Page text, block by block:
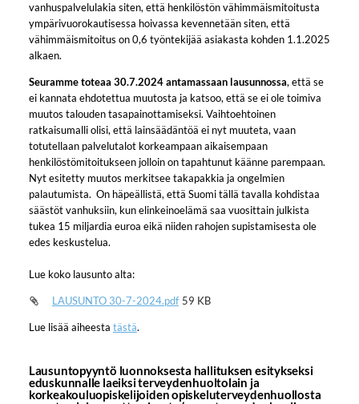
vanhuspalvelulakia siten, että henkilöstön vähimmäismitoitusta
ympärivuorokautisessa hoivassa kevennetään siten, että
vähimmäismitoitus on 0,6 työntekijää asiakasta kohden 1.1.2025
alkaen.
Seuramme toteaa 30.7.2024 antamassaan lausunnossa, että se
ei kannata ehdotettua muutosta ja katsoo, että se ei ole toimiva
muutos talouden tasapainottamiseksi. Vaihtoehtoinen
ratkaisumalli olisi, että lainsäädäntöä ei nyt muuteta, vaan
totutellaan palvelutalot korkeampaan aikaisempaan
henkilöstömitoitukseen jolloin on tapahtunut käänne parempaan.
Nyt esitetty muutos merkitsee takapakkia ja ongelmien
palautumista. On häpeällistä, että Suomi tällä tavalla kohdistaa
säästöt vanhuksiin, kun elinkeinoelämä saa vuosittain julkista
tukea 15 miljardia euroa eikä niiden rahojen supistamisesta ole
edes keskustelua.
Lue koko lausunto alta:
LAUSUNTO 30-7-2024.pdf 59 KB
Lue lisää aiheesta tästä.
Lausuntopyyntö luonnoksesta hallituksen esitykseksi
eduskunnalle laeiksi terveydenhuoltolain ja
korkeakouluopiskelijoiden opiskeluterveydenhuollosta